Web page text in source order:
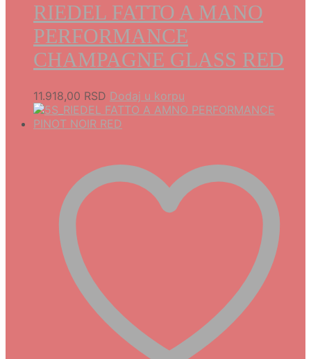
RIEDEL FATTO A MANO
PERFORMANCE
CHAMPAGNE GLASS RED
11.918,00 RSD Dodaj u korpu